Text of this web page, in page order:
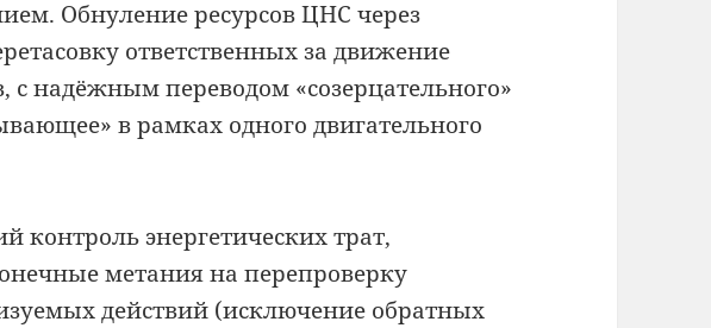
Обнуление ресурсов ЦНС через
ответственных за движение
надёжным переводом «созерцательного»
в рамках одного двигательного
контроль энергетических трат,
метания на перепроверку
действий (исключение обратных